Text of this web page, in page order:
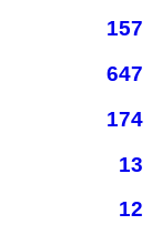
157
647
174
13
12